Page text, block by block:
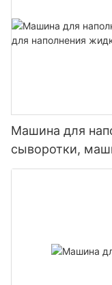
Машина для
сыворотки,
жидкостью для